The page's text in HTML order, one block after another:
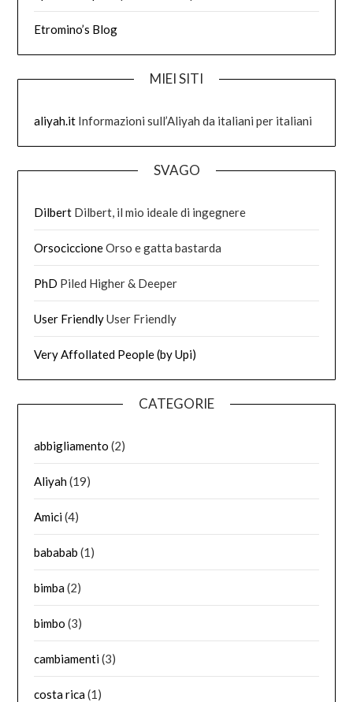
Etromino’s Blog
MIEI SITI
aliyah.it Informazioni sull’Aliyah da italiani per italiani
SVAGO
Dilbert Dilbert, il mio ideale di ingegnere
OrsociccioneOrso e gatta bastarda
PhD Piled Higher & Deeper
User FriendlyUser Friendly
Very Affollated People (by Upi)
CATEGORIE
abbigliamento (2)
Aliyah(19)
Amici(4)
bababab (1)
bimba(2)
bimbo (3)
cambiamenti(3)
costa rica(1)